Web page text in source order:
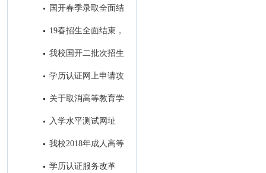
统即将投入使用
国开春季录取全面结
束，录取学生信息进入教务系统
19春招生全面结束，
开始备战19秋招生工作
我校国开二批次招生
进入录取阶段
学历认证网上申请攻
关于取消高等教育学
历认证收费以及调整认证受理范
入学水平测试网址
我校2018年成人高等
教育录取工作圆满结束
学历认证服务改革